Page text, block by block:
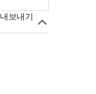
내보내기